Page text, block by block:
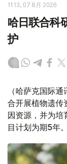
11:13, 07 8月 2026
哈日联合科
护
（哈萨克国际
合开展植物遗传
因资源，并为培
目计划为期5年。